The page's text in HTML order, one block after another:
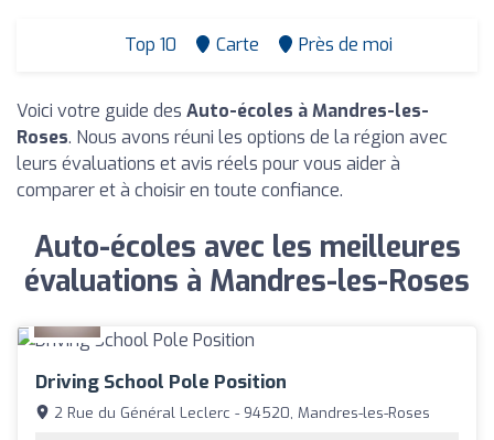
Top 10 Carte Près de moi
Voici votre guide des Auto-écoles à Mandres-les-
Roses. Nous avons réuni les options de la région avec
leurs évaluations et avis réels pour vous aider à
comparer et à choisir en toute confiance.
Auto-écoles avec les meilleures
évaluations à Mandres-les-Roses
Driving School Pole Position
2 Rue du Général Leclerc - 94520, Mandres-les-Roses